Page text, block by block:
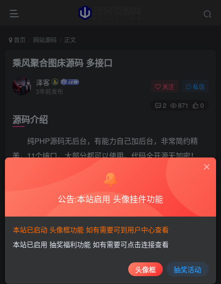
首页 网站源码 正文
乘风聚合图床源码 多接口
泽客
3年前发布
关注 私信
2 871 0
源码介绍
纯PHP源码无后台，有能力自己加后台，非常简约精
美，11个接口，大部分都可以使用。代码全开源无加密！
下载地址
此处内容已隐藏，请评论后刷新页面查看.
公告:本站启用 头像挂件功能
本站已启动 头像框功能 如有需要可到用户中心查看
本站已启用 抽奖福利功能 如有需要可点击连接查看
头像框 抽奖活动